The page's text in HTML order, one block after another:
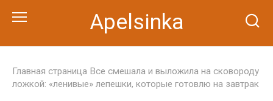
Apelsinka
Главная страница Все смешала и выложила на сковороду
ложкой: «ленивые» лепешки, которые готовлю на завтрак